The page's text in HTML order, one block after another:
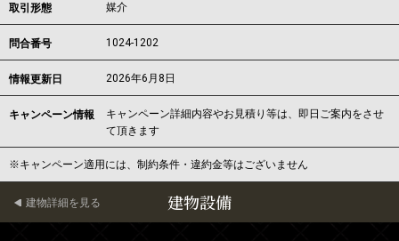
取引形態 媒介
問合番号 1024-1202
情報更新日 2026年6月8日
キャンペーン情報
キャンペーン詳細内容やお見積り等は、即日ご案内をさせ
て頂きます
※キャンペーン適用には、制約条件・違約金等はございません
建物設備
建物詳細を見る